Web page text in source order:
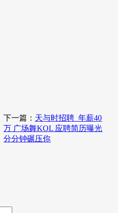
下一篇： 天与时招聘_年薪40
万 广场舞KOL 应聘简历曝光
分分钟碾压你